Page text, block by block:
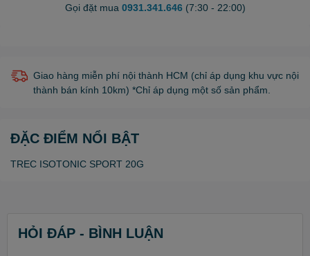
Gọi đặt mua 0931.341.646(7:30 - 22:00)
Giao hàng miễn phí nội thành HCM (chỉ áp dụng khu vực nội
thành bán kính 10km) *Chỉ áp dụng một số sản phẩm.
ĐẶC ĐIỂM NỔI BẬT
TREC ISOTONIC SPORT 20G
HỎI ĐÁP - BÌNH LUẬN